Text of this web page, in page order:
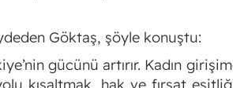
Göktaş, şöyle konuştu:
gücünü artırır. Kadın
kısaltmak, hak ve fırsat